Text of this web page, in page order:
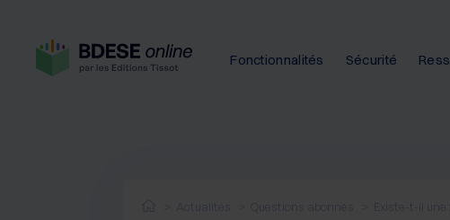
Fonctionnalités Sécurité